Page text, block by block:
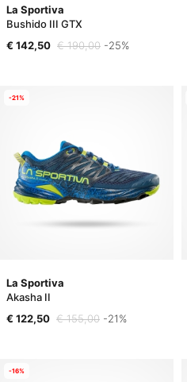
La Sportiva
Bushido III GTX
€ 142,50 € 190,00 -25%
La Sportiva
Akasha II
€ 122,50 € 155,00 -21%
-21%
-16%